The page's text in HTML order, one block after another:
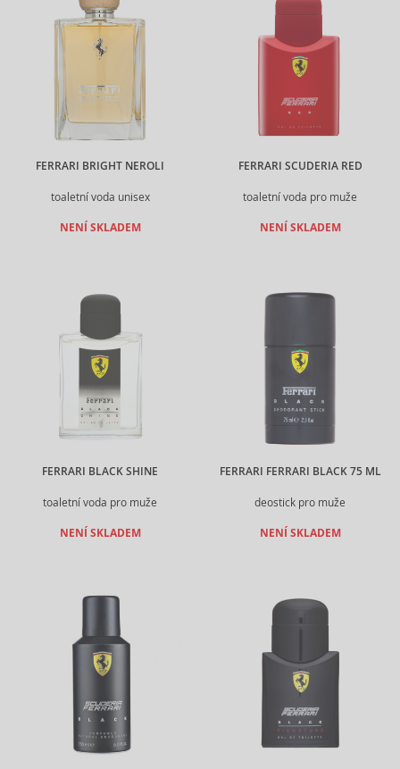
FERRARI BRIGHT NEROLI
toaletní voda unisex
NENÍ SKLADEM
FERRARI SCUDERIA RED
toaletní voda pro muže
NENÍ SKLADEM
FERRARI BLACK SHINE
toaletní voda pro muže
NENÍ SKLADEM
FERRARI FERRARI BLACK 75 ML
deostick pro muže
NENÍ SKLADEM